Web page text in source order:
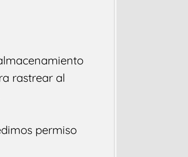
rastrear al
permiso